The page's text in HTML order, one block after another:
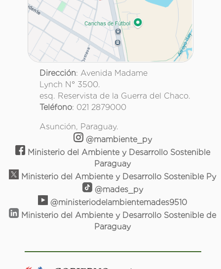
Dirección: Avenida Madame
Lynch N° 3500.
esq. Reservista de la Guerra del Chaco.
Teléfono: 021 2879000
Asunción, Paraguay.
@mambiente_py
Ministerio del Ambiente y Desarrollo Sostenible
Paraguay
Ministerio del Ambiente y Desarrollo Sostenible Py
@mades_py
@ministeriodelambientemades9510
Ministerio del Ambiente y Desarrollo Sostenible de
Paraguay